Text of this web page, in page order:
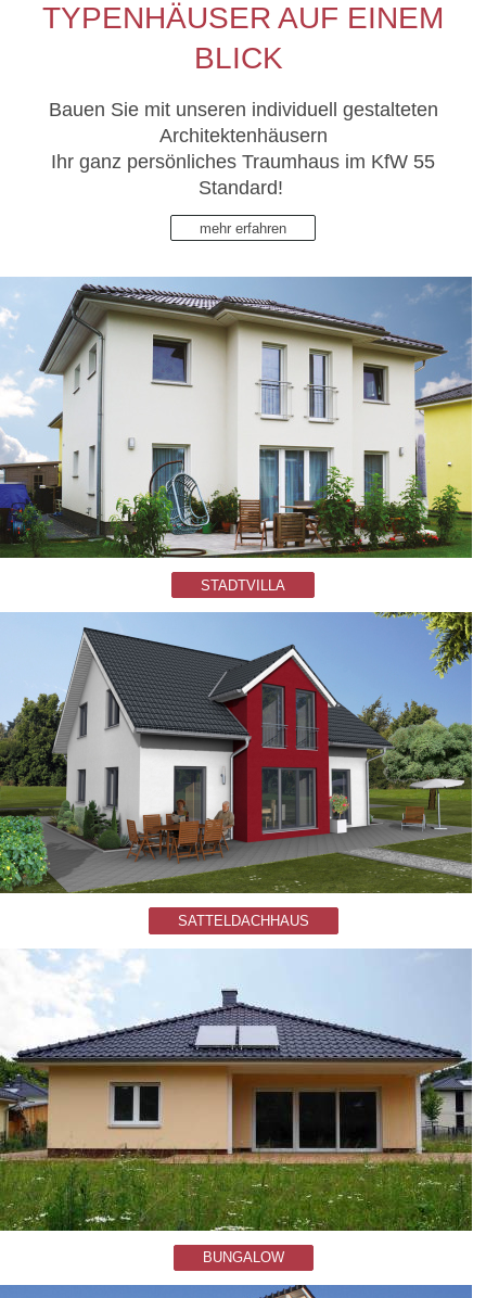
TYPENHÄUSER AUF EINEM
BLICK
Bauen Sie mit unseren individuell gestalteten
Architektenhäusern
Ihr ganz persönliches Traumhaus im KfW 55
Standard!
mehr erfahren
STADTVILLA
SATTELDACHHAUS
BUNGALOW